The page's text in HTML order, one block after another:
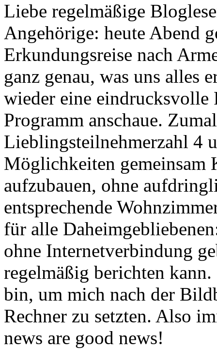
Liebe regelmäßige
Angehörige: heute Abend
Erkundungsreise nach
ganz genau, was uns alles
wieder eine eindrucksvolle
Programm anschaue.
Lieblingsteilnehmerzahl 4
Möglichkeiten gemeinsam
aufzubauen, ohne
entsprechende
für alle
ohne Internetverbindung
regelmäßig berichten
bin, um mich nach der
Rechner zu setzten. Also
news are good news!